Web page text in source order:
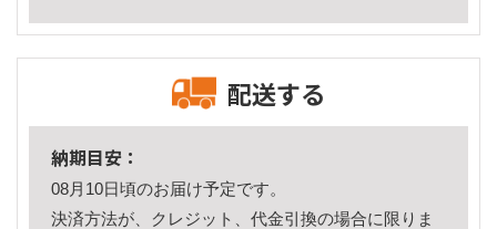
配送する
納期目安：
08月10日頃のお届け予定です。
決済方法が、クレジット、代金引換の場合に限りま